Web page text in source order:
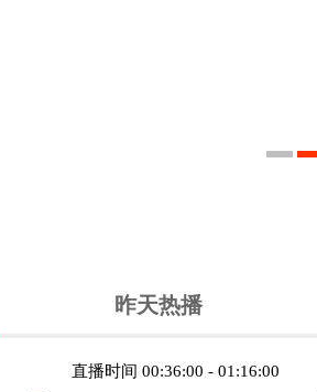
昨天热播
直播时间 00:36:00 - 01:16:00